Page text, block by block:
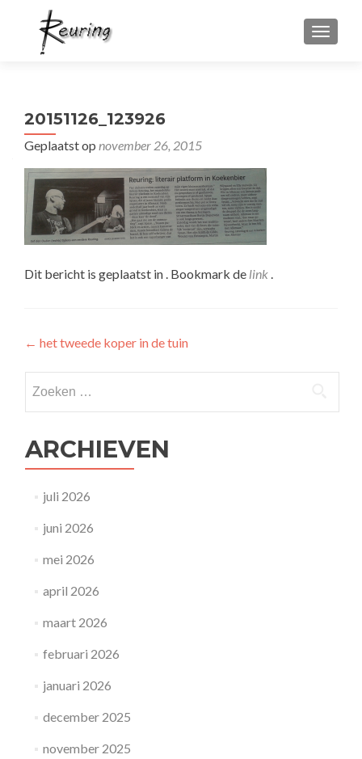
20151126_123926
Geplaatst op november 26, 2015
Dit bericht is geplaatst in . Bookmark de link .
Bericht
navigatie
← het tweede koper in de tuin
naar:
ARCHIEVEN
juli 2026
juni 2026
mei 2026
april 2026
maart 2026
februari 2026
januari 2026
december 2025
november 2025